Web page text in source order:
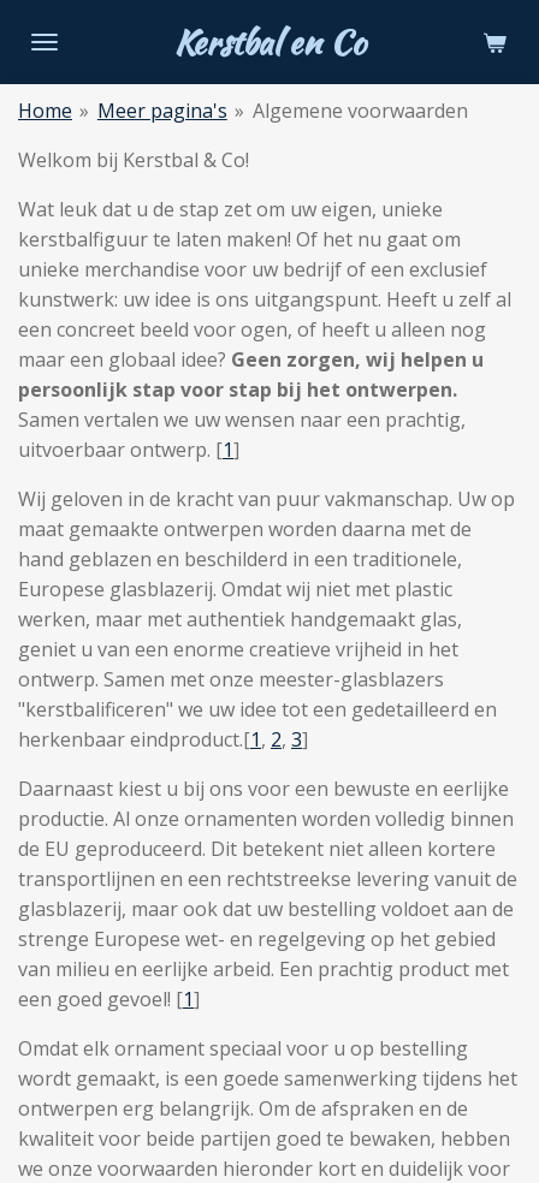
direct
naar
de
Kerstbal en Co
Home » Meer pagina's » Algemene voorwaarden
Welkom bij Kerstbal & Co!
Wat leuk dat u de stap zet om uw eigen, unieke
kerstbalfiguur te laten maken! Of het nu gaat om
unieke merchandise voor uw bedrijf of een exclusief
kunstwerk: uw idee is ons uitgangspunt. Heeft u zelf al
een concreet beeld voor ogen, of heeft u alleen nog
maar een globaal idee? Geen zorgen, wij helpen u
persoonlijk stap voor stap bij het ontwerpen.
Samen vertalen we uw wensen naar een prachtig,
uitvoerbaar ontwerp. [1]
Wij geloven in de kracht van puur vakmanschap. Uw op
maat gemaakte ontwerpen worden daarna met de
hand geblazen en beschilderd in een traditionele,
Europese glasblazerij. Omdat wij niet met plastic
werken, maar met authentiek handgemaakt glas,
geniet u van een enorme creatieve vrijheid in het
ontwerp. Samen met onze meester-glasblazers
"kerstbalificeren" we uw idee tot een gedetailleerd en
herkenbaar eindproduct.[1, 2, 3]
Daarnaast kiest u bij ons voor een bewuste en eerlijke
productie. Al onze ornamenten worden volledig binnen
de EU geproduceerd. Dit betekent niet alleen kortere
transportlijnen en een rechtstreekse levering vanuit de
glasblazerij, maar ook dat uw bestelling voldoet aan de
strenge Europese wet- en regelgeving op het gebied
van milieu en eerlijke arbeid. Een prachtig product met
een goed gevoel! [1]
Omdat elk ornament speciaal voor u op bestelling
wordt gemaakt, is een goede samenwerking tijdens het
ontwerpen erg belangrijk. Om de afspraken en de
kwaliteit voor beide partijen goed te bewaken, hebben
we onze voorwaarden hieronder kort en duidelijk voor